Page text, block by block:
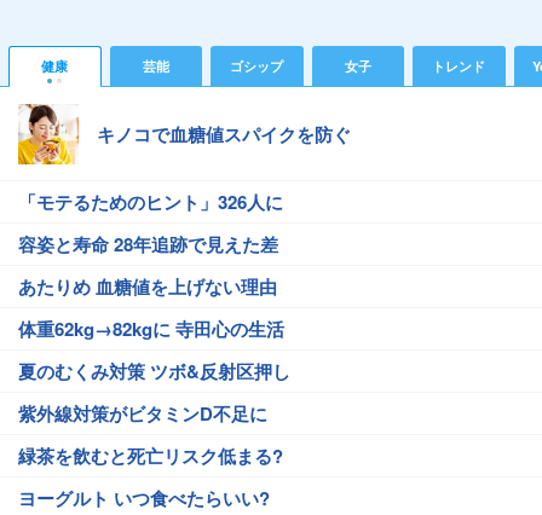
健康 芸能 ゴシップ 女子 トレンド
キノコで血糖値スパイクを防ぐ
「モテるためのヒント」326人に
容姿と寿命 28年追跡で見えた差
あたりめ 血糖値を上げない理由
体重62kg→82kgに 寺田心の生活
夏のむくみ対策 ツボ&反射区押し
紫外線対策がビタミンD不足に
緑茶を飲むと死亡リスク低まる?
ヨーグルト いつ食べたらいい?